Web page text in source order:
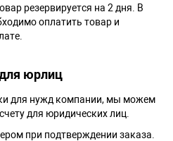
резервируется на 2 дня. В
оплатить товар и
юрлиц
для нужд компании, мы можем
для юридических лиц.
при подтверждении заказа.